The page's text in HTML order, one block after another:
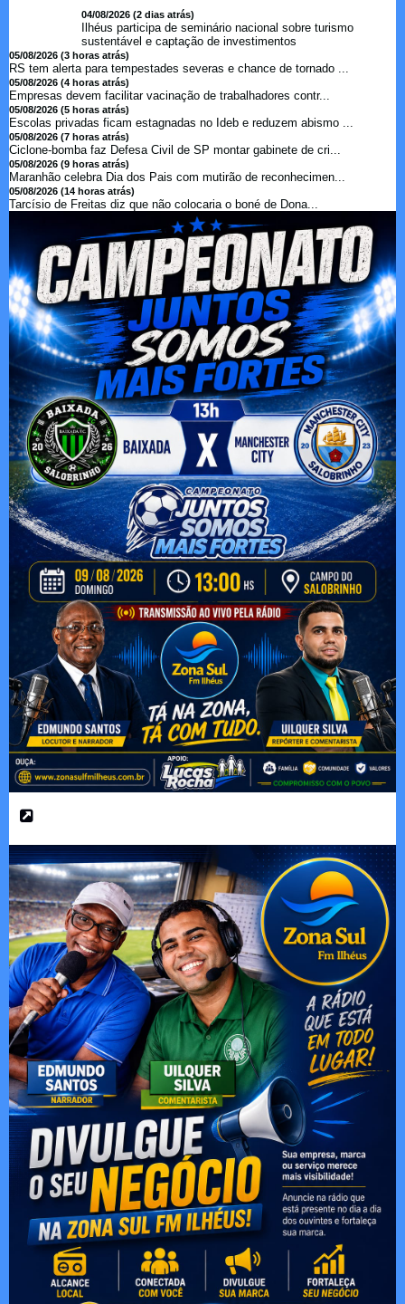
04/08/2026 (2 dias atrás)
Ilhéus participa de seminário nacional sobre turismo
sustentável e captação de investimentos
05/08/2026 (3 horas atrás)
RS tem alerta para tempestades severas e chance de tornado ...
05/08/2026 (4 horas atrás)
Empresas devem facilitar vacinação de trabalhadores contr...
05/08/2026 (5 horas atrás)
Escolas privadas ficam estagnadas no Ideb e reduzem abismo ...
05/08/2026 (7 horas atrás)
Ciclone-bomba faz Defesa Civil de SP montar gabinete de cri...
05/08/2026 (9 horas atrás)
Maranhão celebra Dia dos Pais com mutirão de reconhecimen...
05/08/2026 (14 horas atrás)
Tarcísio de Freitas diz que não colocaria o boné de Dona...